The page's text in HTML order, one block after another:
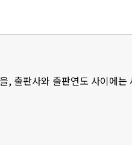
, 출판사와 출판연도 사이에는